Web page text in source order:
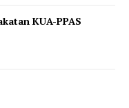
KUA-PPAS